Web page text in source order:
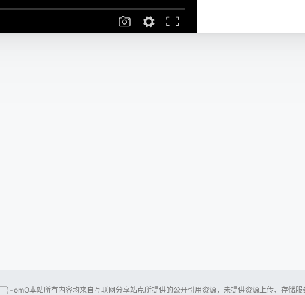
)~omO本站所有内容均来自互联网分享站点所提供的公开引用资源，未提供资源上传、存储